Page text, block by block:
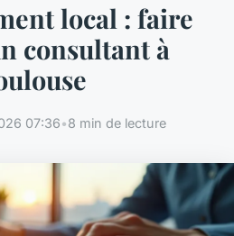
local : faire
consultant à
07:36•8 min de lecture